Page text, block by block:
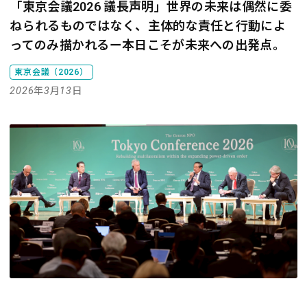
「東京会議2026 議長声明」世界の未来は偶然に委
ねられるものではなく、主体的な責任と行動によ
ってのみ描かれるー本日こそが未来への出発点。
東京会議（2026）
2026年3月13日